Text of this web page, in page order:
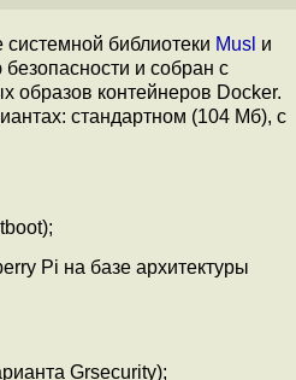
системной библиотеки Musl и
и собран с
контейнеров Docker.
стандартном (104 Мб), с
Pi на базе архитектуры
Grsecurity);